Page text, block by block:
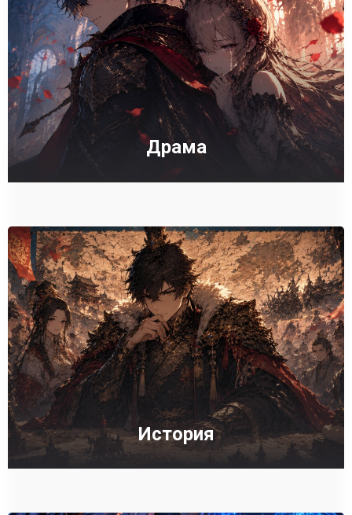
Драма
История